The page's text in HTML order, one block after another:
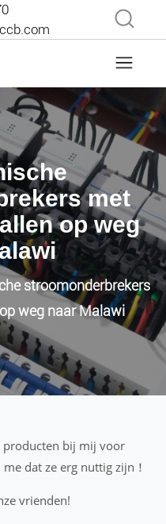
met
op weg
stroomonderbrekers
weg naar Malawi
producten bij mij voor
dat ze erg nuttig zijn！
vrienden!